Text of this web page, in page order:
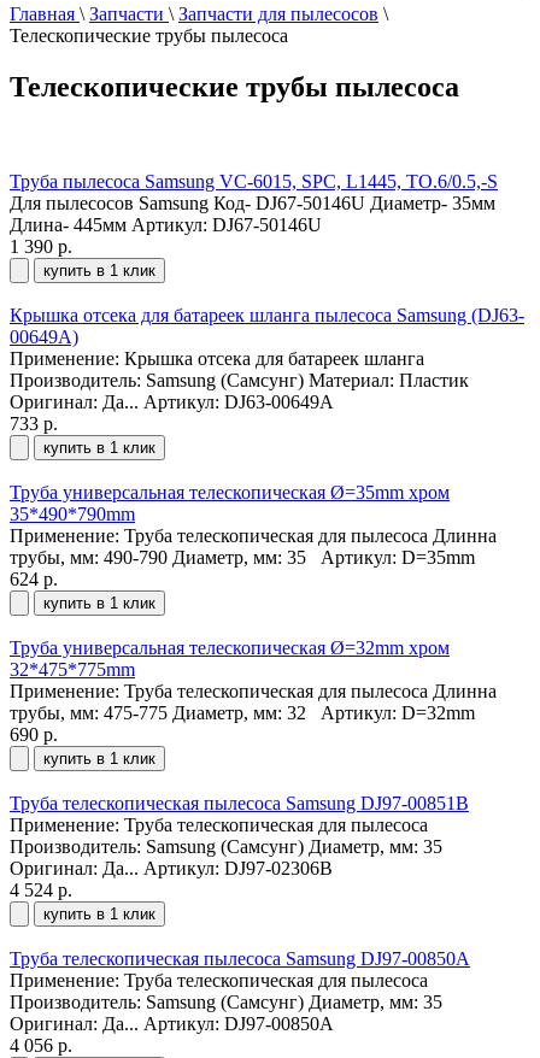
Главная \ Запчасти \ Запчасти для пылесосов \
Телескопические трубы пылесоса
Телескопические трубы пылесоса
Труба пылесоса Samsung VC-6015, SPC, L1445, TO.6/0.5,-S
Для пылесосов Samsung Код- DJ67-50146U Диаметр- 35мм
Длина- 445мм Артикул: DJ67-50146U
1 390 р.
купить в 1 клик
Крышка отсека для батареек шланга пылесоса Samsung (DJ63-
00649A)
Применение: Крышка отсека для батареек шланга
Производитель: Samsung (Самсунг) Материал: Пластик
Оригинал: Да... Артикул: DJ63-00649A
733 р.
купить в 1 клик
Труба универсальная телескопическая Ø=35mm хром
35*490*790mm
Применение: Труба телескопическая для пылесоса Длинна
трубы, мм: 490-790 Диаметр, мм: 35
Артикул: D=35mm
624 р.
купить в 1 клик
Труба универсальная телескопическая Ø=32mm хром
32*475*775mm
Применение: Труба телескопическая для пылесоса Длинна
трубы, мм: 475-775 Диаметр, мм: 32
Артикул: D=32mm
690 р.
купить в 1 клик
Труба телескопическая пылесоса Samsung DJ97-00851B
Применение: Труба телескопическая для пылесоса
Производитель: Samsung (Самсунг) Диаметр, мм: 35
Оригинал: Да... Артикул: DJ97-02306B
4 524 р.
купить в 1 клик
Труба телескопическая пылесоса Samsung DJ97-00850A
Применение: Труба телескопическая для пылесоса
Производитель: Samsung (Самсунг) Диаметр, мм: 35
Оригинал: Да... Артикул: DJ97-00850A
4 056 р.